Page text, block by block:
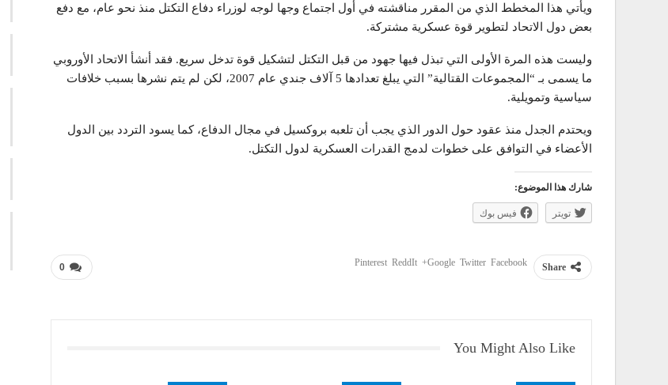
ويأتي هذا المخطط الذي من المقرر مناقشته في أول اجتماع وجها لوجه لوزراء دفاع التكتل منذ نحو عام، مع دفع
بعض دول الاتحاد لتطوير قوة عسكرية مشتركة.
وليست هذه المرة الأولى التي تبذل فيها جهود من قبل التكتل لتشكيل قوة تدخل سريع. فقد أنشأ الاتحاد الأوروبي
ما يسمى بـ “المجموعات القتالية” التي يبلغ تعدادها 5 آلاف جندي عام 2007، لكن لم يتم نشرها بسبب خلافات
سياسية وتمويلية.
ويحتدم الجدل منذ عقود حول الدور الذي يجب أن تلعبه بروكسيل في مجال الدفاع، كما يسود التردد بين الدول
الأعضاء في التوافق على خطوات لدمج القدرات العسكرية لدول التكتل.
شارك هذا الموضوع:
تويتر فيس بوك
0 Share
Facebook
Twitter
Google+
ReddIt
Pinterest
You Might Also Like